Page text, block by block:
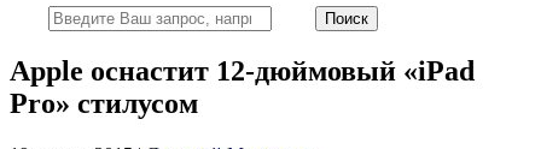
Apple оснастит 12-дюймовый «iPad
Pro» стилусом